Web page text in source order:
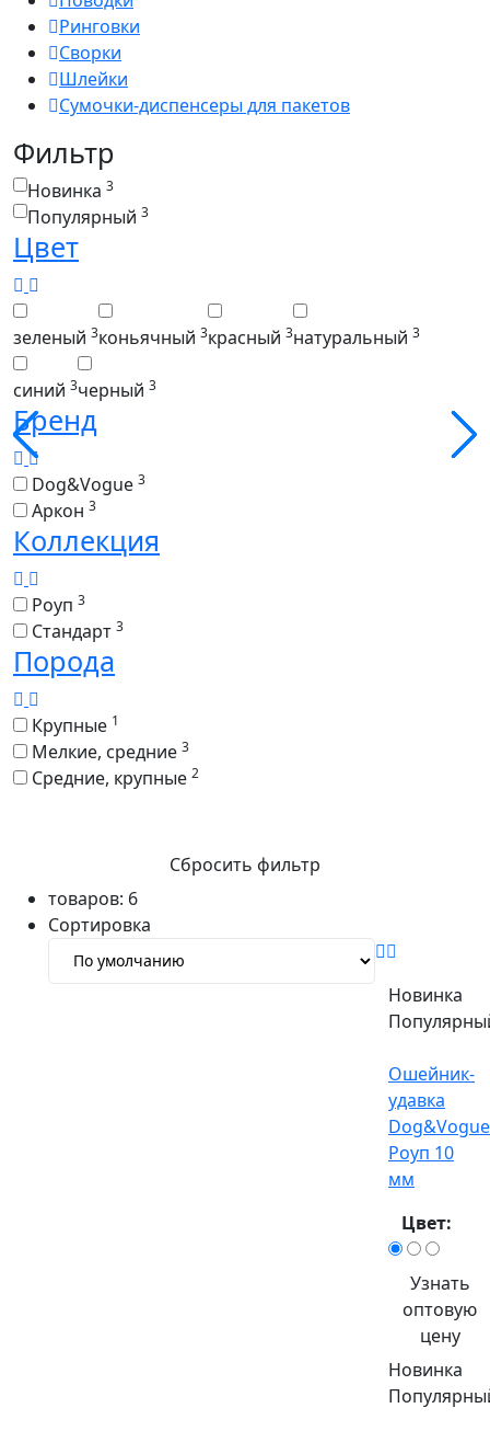
Ринговки
Сворки
Шлейки
Сумочки-диспенсеры для пакетов
Фильтр
Новинка 3
Популярный 3
Цвет
зеленый 3коньячный 3красный 3натуральный 3
синий 3черный 3
Бренд
Dog&Vogue 3
Аркон 3
Коллекция
Роуп 3
Стандарт 3
Порода
Крупные 1
Мелкие, средние 3
Средние, крупные 2
Сбросить фильтр
товаров: 6
Сортировка
Новинка
Ошейник-
удавка
Dog&Vogue
Роуп 10
мм
Цвет:
Узнать
оптовую
цену
Новинка